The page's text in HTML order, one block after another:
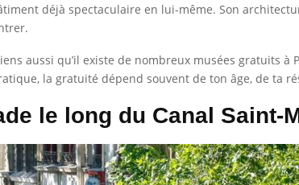
déjà spectaculaire en lui-même. Son
aussi qu’il existe de nombreux musées gratuits à
la gratuité dépend souvent de ton âge, de ta
le long du Canal Saint-